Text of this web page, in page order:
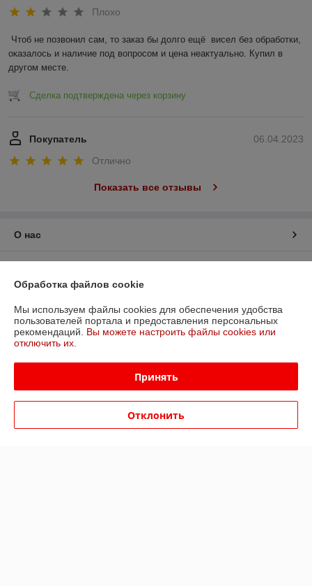
Плохо
Чтоб не позвонил сам, то заказ бы долго ещё  висел без обработки,
оказалось и наличие под вопросом и цена неактуально. Купил в
другом месте.
Сделка подтверждена через корзину
06.04.2023
Покупатель
Отлично
Показать все отзывы
О нас
График работы
Полная версия сайта
Политика обработки cookies
Сайт создан на платформе Deal.by
Обработка файлов cookie
Мы используем файлы cookies для обеспечения удобства
пользователей портала и предоставления персональных
рекомендаций. Вы можете настроить файлы cookies или
отключить их.
Принять
Отклонить